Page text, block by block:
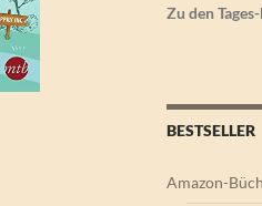
Zu den
BESTSELLER
Amazon-